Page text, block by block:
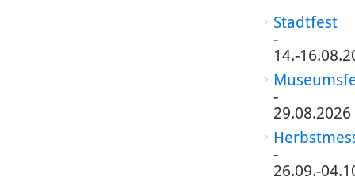
Stadtfest
-
14.-
-
29.08.2026
-
26.09.-